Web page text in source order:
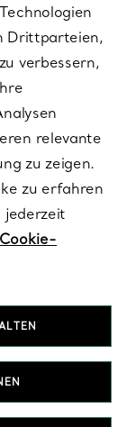
Drittparteien,
verbessern,
relevante
zu zeigen.
zu erfahren
jederzeit
Cookie-